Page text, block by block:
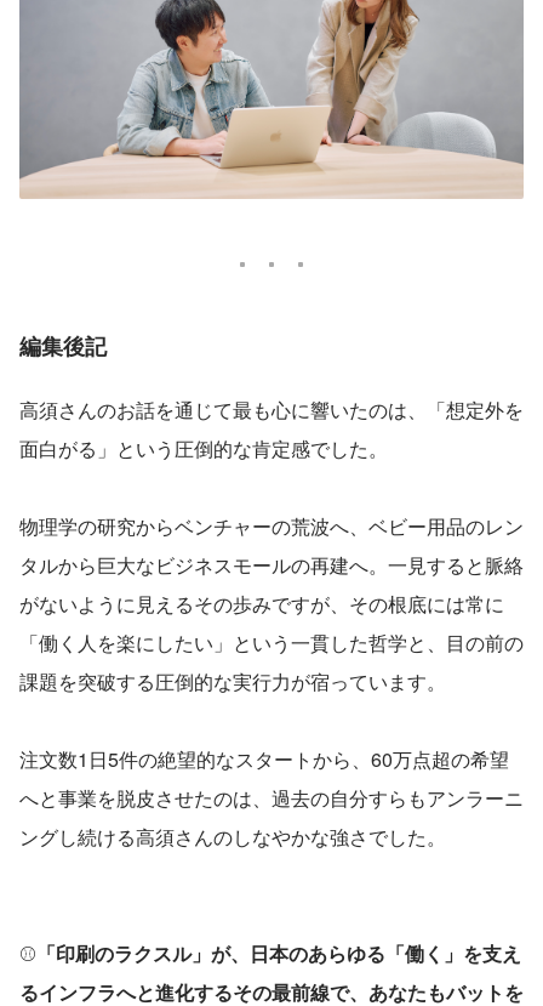
編集後記
高須さんのお話を通じて最も心に響いたのは、「想定外を
面白がる」という圧倒的な肯定感でした。
物理学の研究からベンチャーの荒波へ、ベビー用品のレン
タルから巨大なビジネスモールの再建へ。一見すると脈絡
がないように見えるその歩みですが、その根底には常に
「働く人を楽にしたい」という一貫した哲学と、目の前の
課題を突破する圧倒的な実行力が宿っています。
注文数1日5件の絶望的なスタートから、60万点超の希望
へと事業を脱皮させたのは、過去の自分すらもアンラーニ
ングし続ける高須さんのしなやかな強さでした。
⚾️ 「印刷のラクスル」が、日本のあらゆる「働く」を支え
るインフラへと進化するその最前線で、あなたもバットを